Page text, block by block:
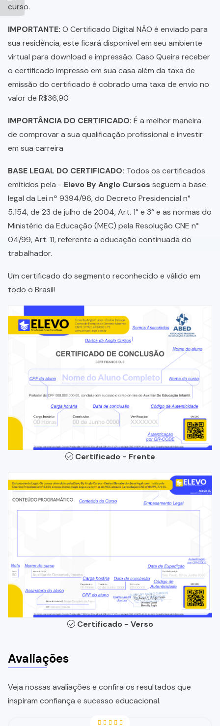
curso.
IMPORTANTE: O Certificado Digital NÃO é enviado para
sua residência, este ficará disponível em seu ambiente
virtual para download e impressão. Caso Queira receber
o certificado impresso em sua casa além da taxa de
emissão do certificado é cobrado uma taxa de envio no
valor de R$36,90
IMPORTÂNCIA DO CERTIFICADO: É a melhor maneira
de comprovar a sua qualificação profissional e investir
em sua carreira
BASE LEGAL DO CERTIFICADO: Todos os certificados
emitidos pela - Elevo By Anglo Cursos seguem a base
legal da Lei nº 9394/96, do Decreto Presidencial n°
5.154, de 23 de julho de 2004, Art. 1° e 3° e as normas do
Ministério da Educação (MEC) pela Resolução CNE n°
04/99, Art. 11, referente a educação continuada do
trabalhador.
Um certificado do segmento reconhecido e válido em
todo o Brasil!
Certificado - Frente
Certificado - Verso
Avaliações
Veja nossas avaliações e confira os resultados que
inspiram confiança e sucesso educacional.